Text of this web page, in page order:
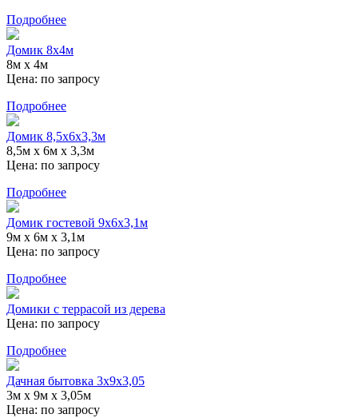
Подробнее
Домик 8х4м
8м х 4м
Цена: по запросу
Подробнее
Домик 8,5х6х3,3м
8,5м х 6м х 3,3м
Цена: по запросу
Подробнее
Домик гостевой 9х6х3,1м
9м х 6м х 3,1м
Цена: по запросу
Подробнее
Домики с террасой из дерева
Цена: по запросу
Подробнее
Дачная бытовка 3х9х3,05
3м х 9м х 3,05м
Цена: по запросу